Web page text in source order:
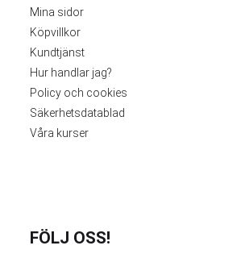
Mina sidor
Köpvillkor
Kundtjänst
Hur handlar jag?
Policy och cookies
Säkerhetsdatablad
Våra kurser
FÖLJ OSS!